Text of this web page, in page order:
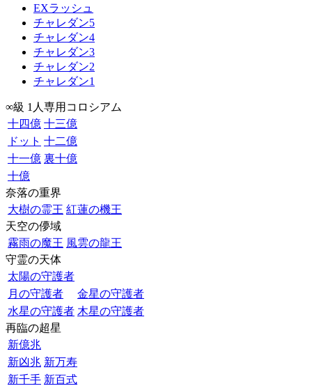
EXラッシュ
チャレダン5
チャレダン4
チャレダン3
チャレダン2
チャレダン1
∞級 1人専用コロシアム
十四億 十三億
ドット 十二億
十一億 裏十億
十億
奈落の重界
大樹の霊王 紅蓮の機王
天空の儚域
霧雨の魔王 風雲の龍王
守霊の天体
太陽の守護者
月の守護者
金星の守護者
水星の守護者 木星の守護者
再臨の超星
新億兆
新凶兆 新万寿
新千手 新百式